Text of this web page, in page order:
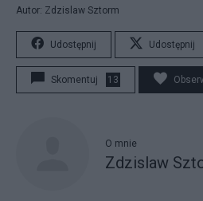
Autor: Zdzislaw Sztorm
Udostępnij Udostępnij
Skomentuj 13
O mnie
Zdzislaw